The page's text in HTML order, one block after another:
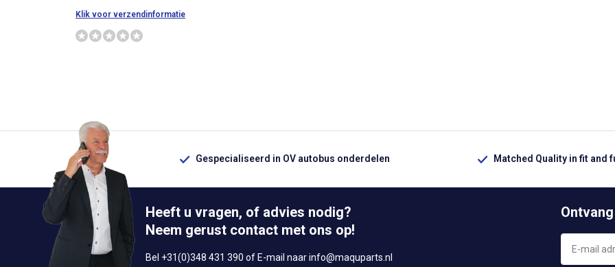
Klik voor verzendinformatie
Gespecialiseerd in OV autobus onderdelen Matched Quality in fit and
Heeft u vragen, of advies nodig?
Neem gerust contact met ons op!
Bel +31(0)348 431 390 of E-mail naarinfo@maquparts.nl